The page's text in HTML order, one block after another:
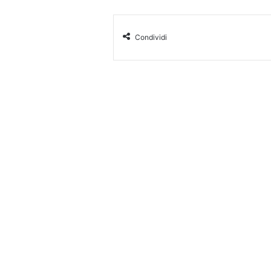
Condividi